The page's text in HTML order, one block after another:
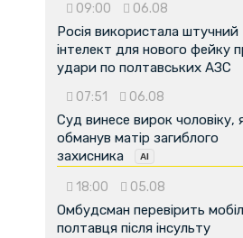
09:00 06.08
Росія використала штучний
інтелект для нового фейку
удари по полтавських АЗС
07:51 06.08
Суд винесе вирок чоловіку,
обманув матір загиблого
захисника
18:00 05.08
Омбудсман перевірить
полтавця після інсульту